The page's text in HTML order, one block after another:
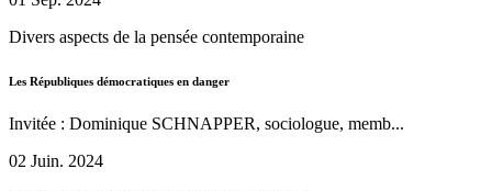
Divers aspects de la pensée contemporaine
Les Républiques démocratiques en danger
Invitée : Dominique SCHNAPPER, sociologue, memb...
02 Juin. 2024